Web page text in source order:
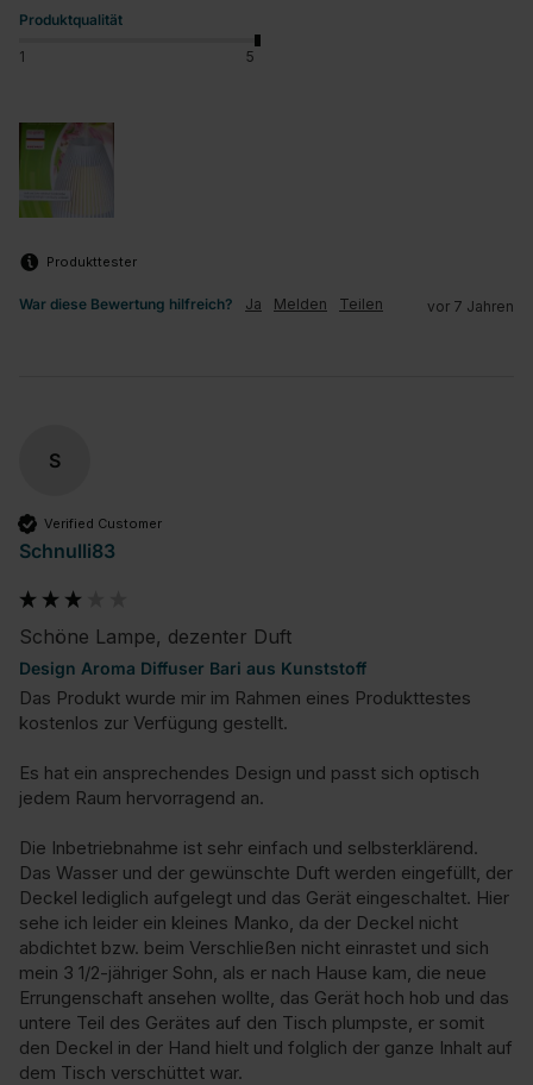
Produktqualität
1 5
Produkttester
War diese Bewertung hilfreich? Ja Melden Teilen vor 7 Jahren
S
Verified Customer
Schnulli83
Schöne Lampe, dezenter Duft
Design Aroma Diffuser Bari aus Kunststoff
Das Produkt wurde mir im Rahmen eines Produkttestes
kostenlos zur Verfügung gestellt.
Es hat ein ansprechendes Design und passt sich optisch
jedem Raum hervorragend an.
Die Inbetriebnahme ist sehr einfach und selbsterklärend.
Das Wasser und der gewünschte Duft werden eingefüllt, der
Deckel lediglich aufgelegt und das Gerät eingeschaltet. Hier
sehe ich leider ein kleines Manko, da der Deckel nicht
abdichtet bzw. beim Verschließen nicht einrastet und sich
mein 3 1/2-jähriger Sohn, als er nach Hause kam, die neue
Errungenschaft ansehen wollte, das Gerät hoch hob und das
untere Teil des Gerätes auf den Tisch plumpste, er somit
den Deckel in der Hand hielt und folglich der ganze Inhalt auf
dem Tisch verschüttet war.